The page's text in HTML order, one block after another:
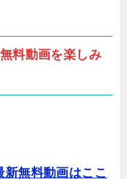
料動画を楽しみ
無料動画はここ